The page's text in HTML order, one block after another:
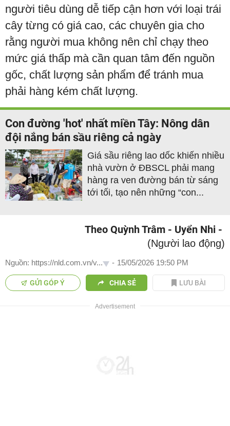
người tiêu dùng dễ tiếp cận hơn với loại trái
cây từng có giá cao, các chuyên gia cho
rằng người mua không nên chỉ chạy theo
mức giá thấp mà cần quan tâm đến nguồn
gốc, chất lượng sản phẩm để tránh mua
phải hàng kém chất lượng.
Con đường 'hot' nhất miền Tây: Nông dân
đội nắng bán sầu riêng cả ngày
Giá sầu riêng lao dốc khiến nhiều
nhà vườn ở ĐBSCL phải mang
hàng ra ven đường bán từ sáng
tới tối, tạo nên những “con...
Theo Quỳnh Trâm - Uyển Nhi -
(Người lao động)
Nguồn: https://nld.com.vn/v... - 15/05/2026 19:50 PM
GỬI GÓP Ý CHIA SẺ LƯU BÀI